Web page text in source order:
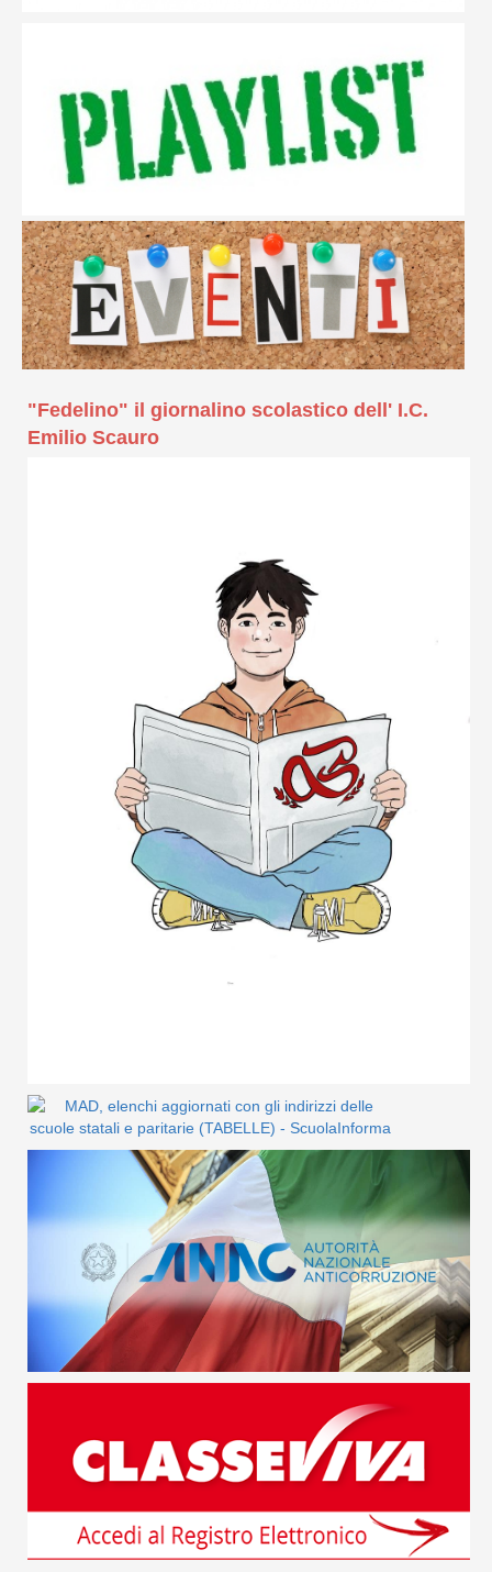
"Fedelino" il giornalino scolastico dell' I.C.
Emilio Scauro